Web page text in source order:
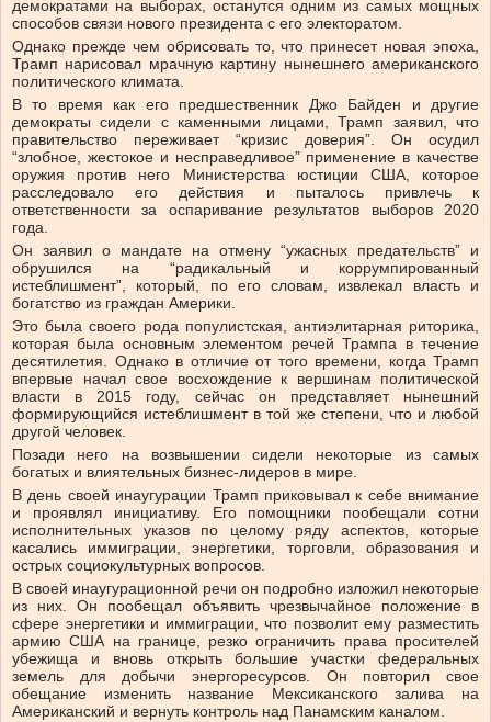
демократами на выборах, останутся одним из самых мощных
способов связи нового президента с его электоратом.
Однако прежде чем обрисовать то, что принесет новая эпоха,
Трамп нарисовал мрачную картину нынешнего американского
политического климата.
В то время как его предшественник Джо Байден и другие
демократы сидели с каменными лицами, Трамп заявил, что
правительство переживает “кризис доверия”. Он осудил
“злобное, жестокое и несправедливое” применение в качестве
оружия против него Министерства юстиции США, которое
расследовало его действия и пыталось привлечь к
ответственности за оспаривание результатов выборов 2020
года.
Он заявил о мандате на отмену “ужасных предательств” и
обрушился на “радикальный и коррумпированный
истеблишмент”, который, по его словам, извлекал власть и
богатство из граждан Америки.
Это была своего рода популистская, антиэлитарная риторика,
которая была основным элементом речей Трампа в течение
десятилетия. Однако в отличие от того времени, когда Трамп
впервые начал свое восхождение к вершинам политической
власти в 2015 году, сейчас он представляет нынешний
формирующийся истеблишмент в той же степени, что и любой
другой человек.
Позади него на возвышении сидели некоторые из самых
богатых и влиятельных бизнес-лидеров в мире.
В день своей инаугурации Трамп приковывал к себе внимание
и проявлял инициативу. Его помощники пообещали сотни
исполнительных указов по целому ряду аспектов, которые
касались иммиграции, энергетики, торговли, образования и
острых социокультурных вопросов.
В своей инаугурационной речи он подробно изложил некоторые
из них. Он пообещал объявить чрезвычайное положение в
сфере энергетики и иммиграции, что позволит ему разместить
армию США на границе, резко ограничить права просителей
убежища и вновь открыть большие участки федеральных
земель для добычи энергоресурсов. Он повторил свое
обещание изменить название Мексиканского залива на
Американский и вернуть контроль над Панамским каналом.